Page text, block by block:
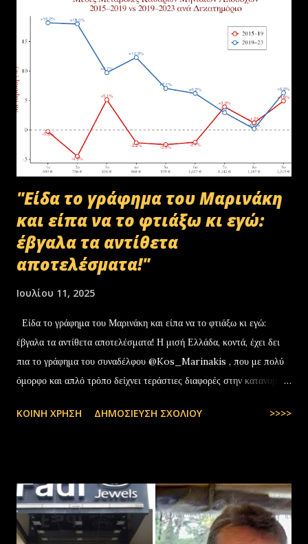
αποστολή των Πινάκων αρχείων Καταστρεπτέων Υλικών της ΠΔ
Μακεδονίας-Θράκης και ολοκληρώθηκε με το υπ.αρ.πρωτ.
23412/02-07-2025 έγγραφο της ΑΑΔΕ και το από 10-07-2025
πρωτόκολλο παράδοσης υλικών μεταξύ της ΑΑΔΕ-Γενική Δ/νση
Τελωνείων-Τμήμα Διαχείρισης Δημόσιου Υλικού και της
συνεργαζόμενης με αυτήν εταιρείας ανακύκλωσης. Διευκρινίζεται ότι
στο αρχείο αυτό δεν συμπεριλαμβάνονταν αρχειακό υλικό που είχε
κοινοποιηθεί ότι ελέγχεται και στο ψηφιακό αρχείο του ΟΠΕΚΕΠ...
"Είδα το γράφημα του Μαρινάκη
και είπα να το φτιάξω κι εγώ:
έβγαλα τα αντίθετα
αποτελέσματα!"
Ιουλίου 11, 2025
Είδα το γράφημα του Μαρινάκη και είπα να το φτιάξω κι εγώ:
έβγαλα τα αντίθετα αποτελέσματα! Η μισή Ελλάδα, κοντά, έχει δει
πια το γράφημα του συναδέλφου @Kos_Marinakis , που με πολύ
όμορφο και απλό τρόπο δείχνει τεράστιες διαφορές στην κατανομή
— Stefanos Tyros (@StefanosTyros) July 11, 2025
ΚΟΙΝΉ ΧΡΉΣΗ ΔΗΜΟΣΊΕΥΣΗ ΣΧΟΛΊΟΥ >>>>